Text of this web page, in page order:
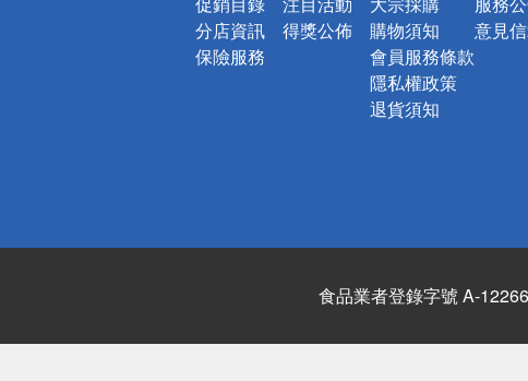
分店資訊
保險服務
得獎公佈
購物須知
會員服務條款
隱私權政策
退貨須知
意見
食品業者登錄字號 A-